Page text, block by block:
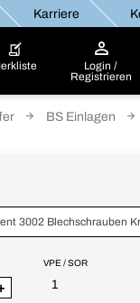
Karriere
Login /
Registrieren
BS Einlagen
VPE / SOR
1